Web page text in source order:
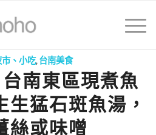
、小吃,台南美食
南東區現煮魚
生猛石斑魚湯，
絲或味噌